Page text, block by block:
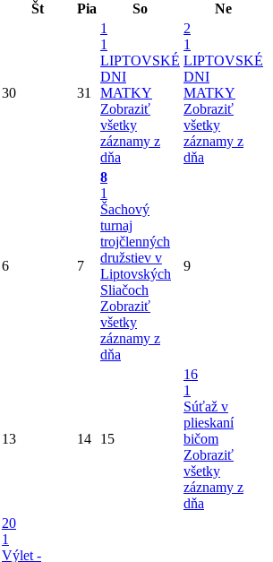
Št Pia So Ne
30 31
1
1
LIPTOVSKÉ
DNI
MATKY
Zobraziť
všetky
záznamy z
dňa
2
1
LIPTOVSKÉ
DNI
MATKY
Zobraziť
všetky
záznamy z
dňa
6 7
8
1
Šachový
turnaj
trojčlenných
družstiev v
Liptovských
Sliačoch
Zobraziť
všetky
záznamy z
dňa
9
13 14 15
16
1
Súťaž v
plieskaní
bičom
Zobraziť
všetky
záznamy z
dňa
20
1
Výlet -